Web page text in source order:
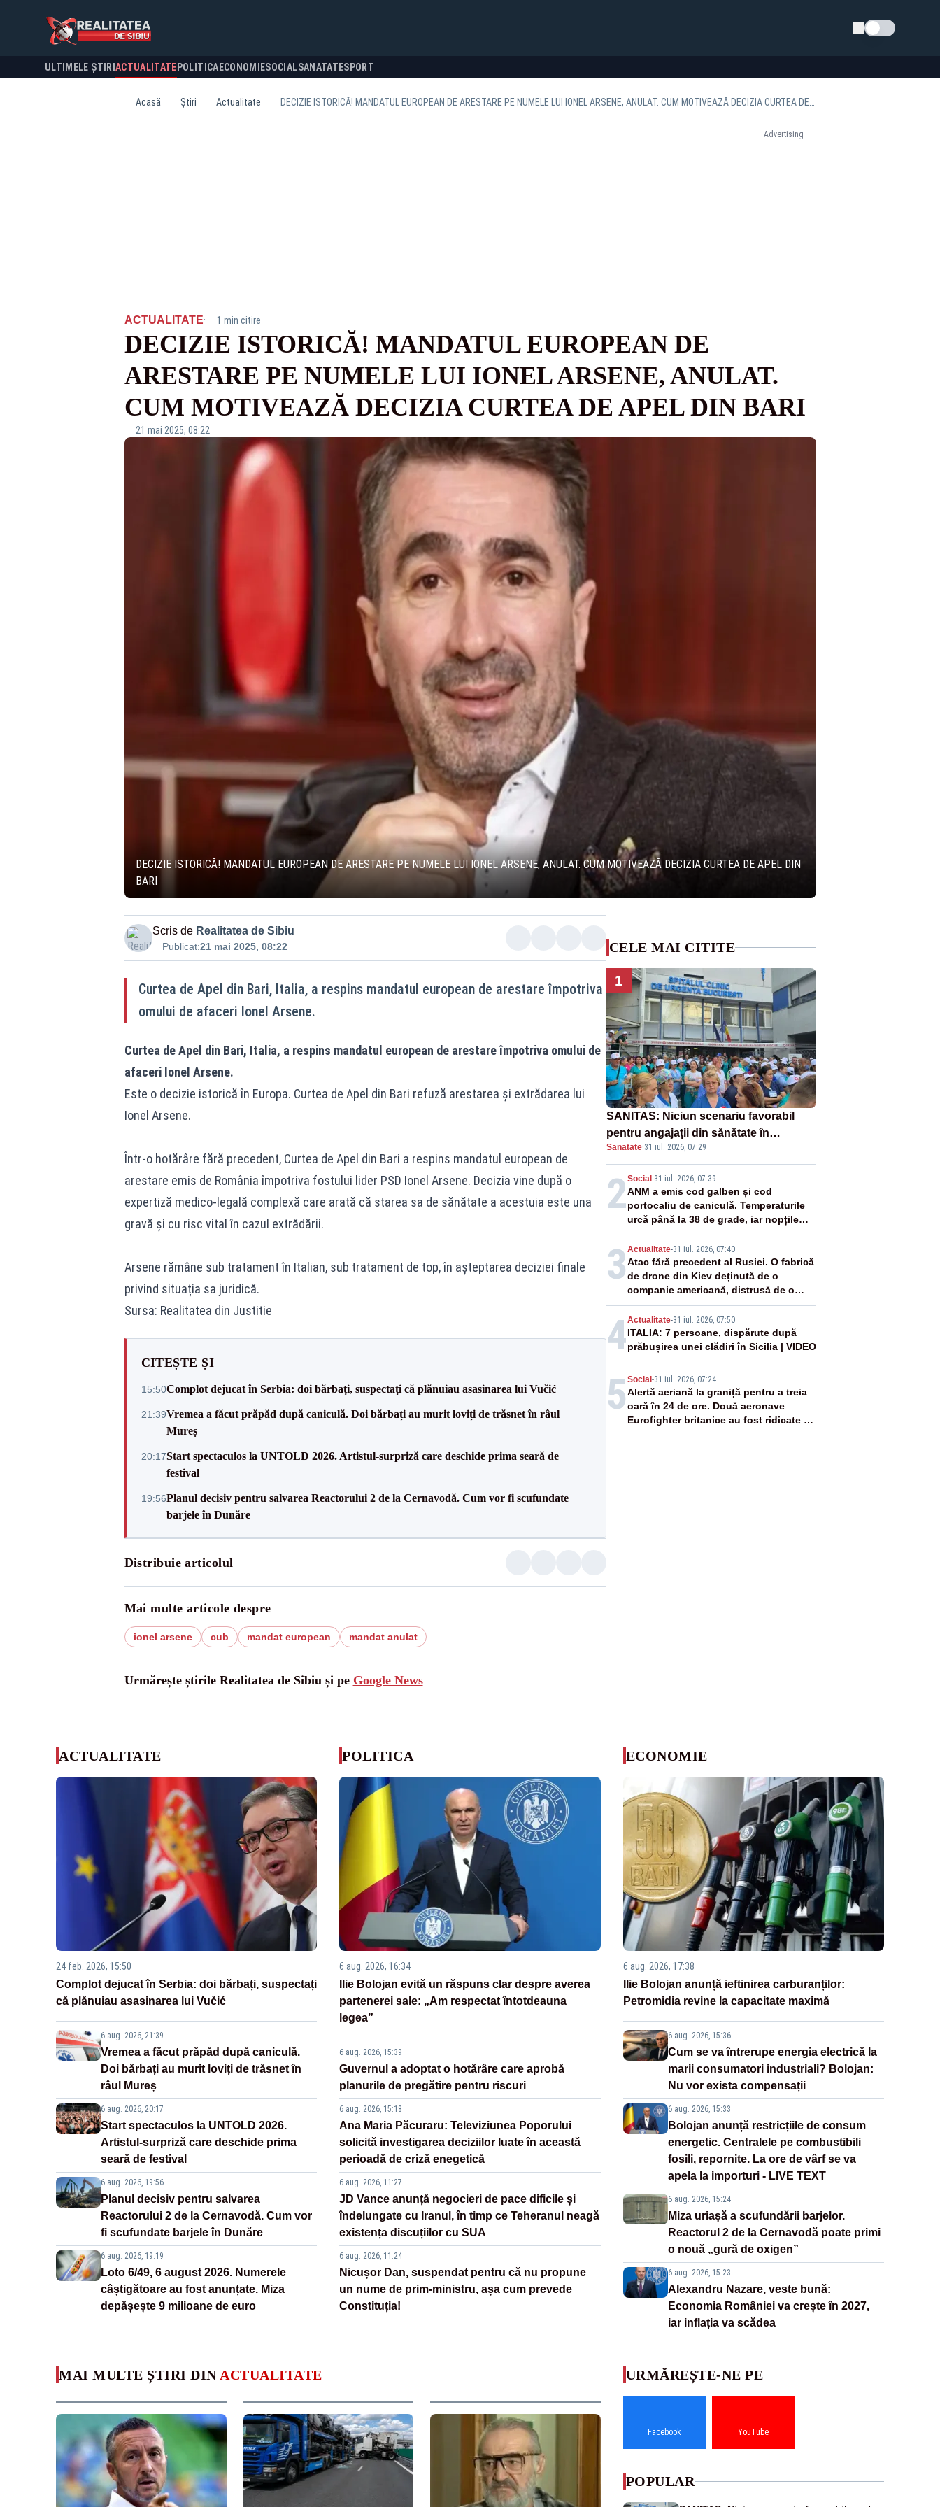
Schimba tema
ULTIMELE ȘTIRI ACTUALITATE POLITICA ECONOMIESOCIALSANATATESPORT
Acasă Știri Actualitate
Advertising
ACTUALITATE· 1 min citire
DECIZIE ISTORICĂ! MANDATUL EUROPEAN DE
ARESTARE PE NUMELE LUI IONEL ARSENE, ANULAT.
CUM MOTIVEAZĂ DECIZIA CURTEA DE APEL DIN BARI
21 mai 2025, 08:22
DECIZIE ISTORICĂ! MANDATUL EUROPEAN DE ARESTARE PE NUMELE LUI IONEL ARSENE, ANULAT. CUM MOTIVEAZĂ DECIZIA CURTEA DE APEL DIN
BARI
Scris de Realitatea de Sibiu
Publicat:21 mai 2025, 08:22
Curtea de Apel din Bari, Italia, a respins mandatul european de arestare împotriva
omului de afaceri Ionel Arsene.
Curtea de Apel din Bari, Italia, a respins mandatul european de arestare împotriva omului de
afaceri Ionel Arsene.
Este o decizie istorică în Europa. Curtea de Apel din Bari refuză arestarea și extrădarea lui
Ionel Arsene.
Într-o hotărâre fără precedent, Curtea de Apel din Bari a respins mandatul european de
arestare emis de România împotriva fostului lider PSD Ionel Arsene. Decizia vine după o
expertiză medico-legală complexă care arată că starea sa de sănătate a acestuia este una
gravă și cu risc vital în cazul extrădării.
Arsene rămâne sub tratament în Italian, sub tratament de top, în așteptarea deciziei finale
privind situația sa juridică.
Sursa: Realitatea din Justitie
CITEȘTE ȘI
15:50Complot dejucat în Serbia: doi bărbați, suspectați că plănuiau asasinarea lui Vučić
21:39Vremea a făcut prăpăd după caniculă. Doi bărbați au murit loviți de trăsnet în râul
Mureș
20:17Start spectaculos la UNTOLD 2026. Artistul-surpriză care deschide prima seară de
festival
19:56Planul decisiv pentru salvarea Reactorului 2 de la Cernavodă. Cum vor fi scufundate
barjele în Dunăre
Distribuie articolul
Mai multe articole despre
ionel arsene cub mandat european mandat anulat
Urmărește știrile Realitatea de Sibiu și pe Google News
CELE MAI CITITE
1
SANITAS: Niciun scenariu favorabil
pentru angajații din sănătate în
proiectul Legii salarizării
Sanatate·31 iul. 2026, 07:29
2Social -31 iul. 2026, 07:39
ANM a emis cod galben și cod
portocaliu de caniculă. Temperaturile
urcă până la 38 de grade, iar nopțile
devin tropicale
3 Actualitate-31 iul. 2026, 07:40
Atac fără precedent al Rusiei. O fabrică
de drone din Kiev deținută de o
companie americană, distrusă de o
rachetă rusească
4Actualitate-31 iul. 2026, 07:50
ITALIA: 7 persoane, dispărute după
prăbușirea unei clădiri în Sicilia | VIDEO
5 Social -31 iul. 2026, 07:24
Alertă aeriană la graniță pentru a treia
oară în 24 de ore. Două aeronave
Eurofighter britanice au fost ridicate de
ACTUALITATE
24 feb. 2026, 15:50
Complot dejucat în Serbia: doi bărbați, suspectați
că plănuiau asasinarea lui Vučić
6 aug. 2026, 21:39
Vremea a făcut prăpăd după caniculă.
Doi bărbați au murit loviți de trăsnet în
râul Mureș
6 aug. 2026, 20:17
Start spectaculos la UNTOLD 2026.
Artistul-surpriză care deschide prima
seară de festival
6 aug. 2026, 19:56
Planul decisiv pentru salvarea
Reactorului 2 de la Cernavodă. Cum vor
fi scufundate barjele în Dunăre
6 aug. 2026, 19:19
Loto 6/49, 6 august 2026. Numerele
câștigătoare au fost anunțate. Miza
depășește 9 milioane de euro
POLITICA
6 aug. 2026, 16:34
Ilie Bolojan evită un răspuns clar despre averea
partenerei sale: „Am respectat întotdeauna
legea”
6 aug. 2026, 15:39
Guvernul a adoptat o hotărâre care aprobă
planurile de pregătire pentru riscuri
6 aug. 2026, 15:18
Ana Maria Păcuraru: Televiziunea Poporului
solicită investigarea deciziilor luate în această
perioadă de criză enegetică
6 aug. 2026, 11:27
JD Vance anunță negocieri de pace dificile și
îndelungate cu Iranul, în timp ce Teheranul neagă
existența discuțiilor cu SUA
6 aug. 2026, 11:24
Nicușor Dan, suspendat pentru că nu propune
un nume de prim-ministru, așa cum prevede
Constituția!
ECONOMIE
6 aug. 2026, 17:38
Ilie Bolojan anunță ieftinirea carburanților:
Petromidia revine la capacitate maximă
6 aug. 2026, 15:36
Cum se va întrerupe energia electrică la
marii consumatori industriali? Bolojan:
Nu vor exista compensații
6 aug. 2026, 15:33
Bolojan anunță restricțiile de consum
energetic. Centralele pe combustibili
fosili, repornite. La ore de vârf se va
apela la importuri - LIVE TEXT
6 aug. 2026, 15:24
Miza uriașă a scufundării barjelor.
Reactorul 2 de la Cernavodă poate primi
o nouă „gură de oxigen”
6 aug. 2026, 15:23
Alexandru Nazare, veste bună:
Economia României va crește în 2027,
iar inflația va scădea
MAI MULTE ȘTIRI DIN ACTUALITATE URMĂREȘTE-NE PE
Facebook YouTube
POPULAR